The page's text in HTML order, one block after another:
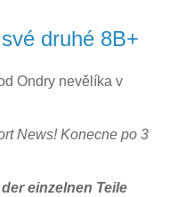
druhé 8B+
Ondry nevělíka v
News!Konecne po 3
einzelnen Teile